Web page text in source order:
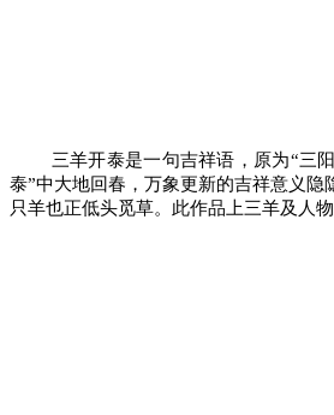
三羊开泰是一句吉祥语，原为“三阳
泰”中大地回春，万象更新的吉祥意义
只羊也正低头觅草。此作品上三羊及人